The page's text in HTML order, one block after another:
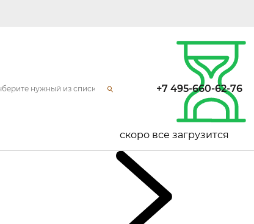
скоро все загрузится
+7 495-660-62-76